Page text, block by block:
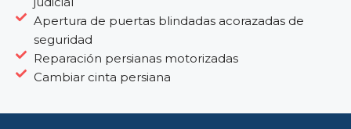
Apertura de puertas blindadas acorazadas de
seguridad
Reparación persianas motorizadas
Cambiar cinta persiana